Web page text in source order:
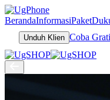
BerandaInformasiPaket
Unduh Klien Coba